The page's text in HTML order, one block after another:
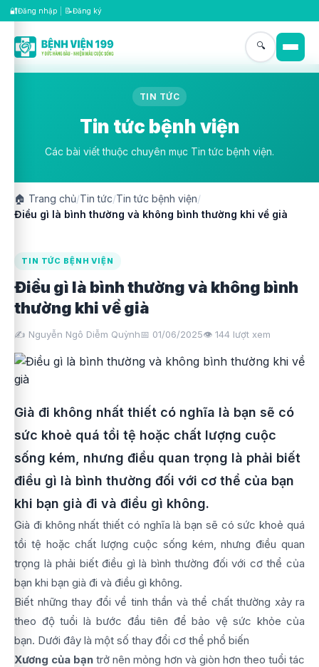
🔐Đăng nhập 📝Đăng ký
🔍
TIN TỨC
Tin tức bệnh viện
Các bài viết thuộc chuyên mục Tin tức bệnh viện.
🏠 Trang chủ/Tin tức/Tin tức bệnh viện/
Điều gì là bình thường và không bình thường khi về già
TIN TỨC BỆNH VIỆN
Điều gì là bình thường và không bình
thường khi về già
✍️ Nguyễn Ngô Diễm Quỳnh📅 01/06/2025👁️ 144 lượt xem
Già đi không nhất thiết có nghĩa là bạn sẽ có
sức khoẻ quá tồi tệ hoặc chất lượng cuộc
sống kém, nhưng điều quan trọng là phải biết
điều gì là bình thường đối với cơ thể của bạn
khi bạn già đi và điều gì không.
Già đi không nhất thiết có nghĩa là bạn sẽ có sức khoẻ quá
tồi tệ hoặc chất lượng cuộc sống kém, nhưng điều quan
trọng là phải biết điều gì là bình thường đối với cơ thể của
bạn khi bạn già đi và điều gì không.
Biết những thay đổi về tinh thần và thể chất thường xảy ra
theo độ tuổi là bước đầu tiên để bảo vệ sức khỏe của
bạn. Dưới đây là một số thay đổi cơ thể phổ biến
Xương của bạn trở nên mỏng hơn và giòn hơn theo tuổi tác